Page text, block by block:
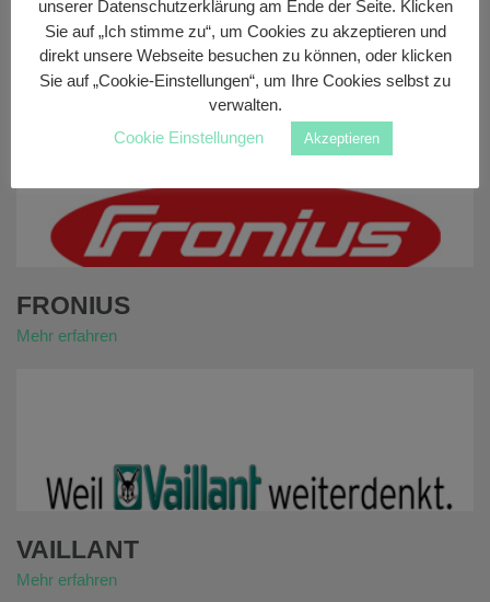
FRIEDRICH GROHE
Mehr erfahren
FRONIUS
Mehr erfahren
VAILLANT
Mehr erfahren
unserer Datenschutzerklärung am Ende der Seite. Klicken
Sie auf „Ich stimme zu“, um Cookies zu akzeptieren und
direkt unsere Webseite besuchen zu können, oder klicken
Sie auf „Cookie-Einstellungen“, um Ihre Cookies selbst zu
verwalten.
Cookie Einstellungen
Akzeptieren